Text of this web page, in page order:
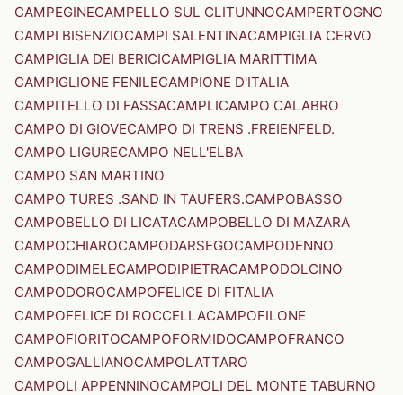
CAMPEGINECAMPELLO SUL CLITUNNOCAMPERTOGNO
CAMPI BISENZIOCAMPI SALENTINACAMPIGLIA CERVO
CAMPIGLIA DEI BERICICAMPIGLIA MARITTIMA
CAMPIGLIONE FENILECAMPIONE D'ITALIA
CAMPITELLO DI FASSACAMPLICAMPO CALABRO
CAMPO DI GIOVECAMPO DI TRENS .FREIENFELD.
CAMPO LIGURECAMPO NELL'ELBA
CAMPO SAN MARTINO
CAMPO TURES .SAND IN TAUFERS.CAMPOBASSO
CAMPOBELLO DI LICATACAMPOBELLO DI MAZARA
CAMPOCHIAROCAMPODARSEGOCAMPODENNO
CAMPODIMELECAMPODIPIETRACAMPODOLCINO
CAMPODOROCAMPOFELICE DI FITALIA
CAMPOFELICE DI ROCCELLACAMPOFILONE
CAMPOFIORITOCAMPOFORMIDOCAMPOFRANCO
CAMPOGALLIANOCAMPOLATTARO
CAMPOLI APPENNINOCAMPOLI DEL MONTE TABURNO